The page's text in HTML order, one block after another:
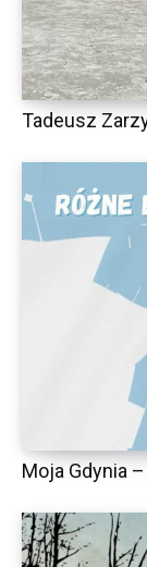
Tadeusz
Moja Gdynia